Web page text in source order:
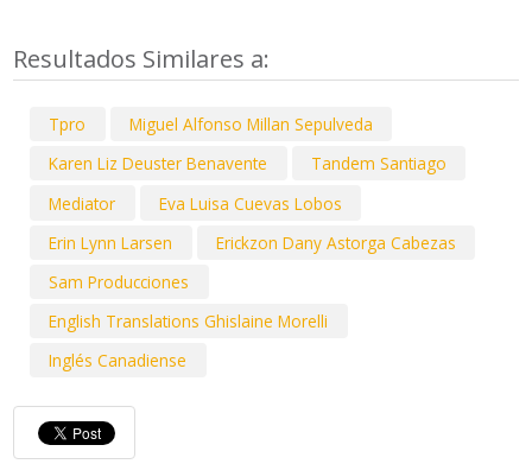
Resultados Similares a:
Tpro
Miguel Alfonso Millan Sepulveda
Karen Liz Deuster Benavente
Tandem Santiago
Mediator
Eva Luisa Cuevas Lobos
Erin Lynn Larsen
Erickzon Dany Astorga Cabezas
Sam Producciones
English Translations Ghislaine Morelli
Inglés Canadiense